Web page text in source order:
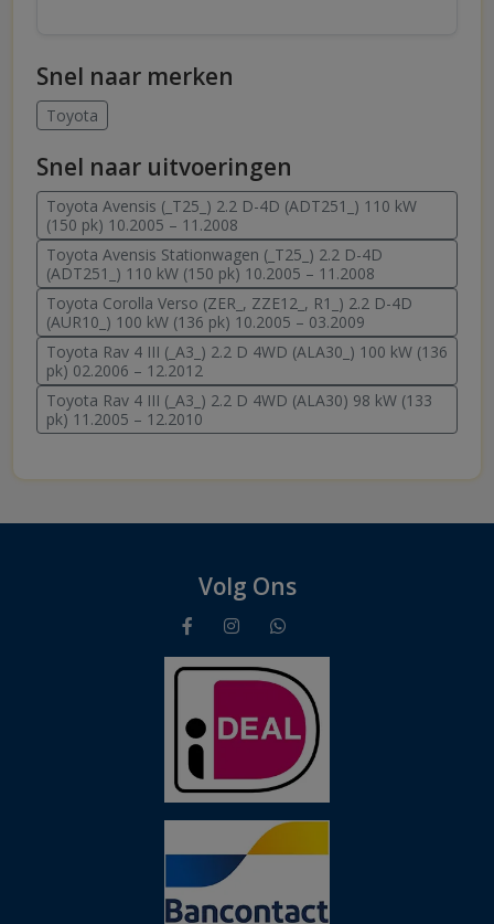
Snel naar merken
Toyota
Snel naar uitvoeringen
Toyota Avensis (_T25_) 2.2 D-4D (ADT251_) 110 kW
(150 pk) 10.2005 – 11.2008
Toyota Avensis Stationwagen (_T25_) 2.2 D-4D
(ADT251_) 110 kW (150 pk) 10.2005 – 11.2008
Toyota Corolla Verso (ZER_, ZZE12_, R1_) 2.2 D-4D
(AUR10_) 100 kW (136 pk) 10.2005 – 03.2009
Toyota Rav 4 III (_A3_) 2.2 D 4WD (ALA30_) 100 kW (136
pk) 02.2006 – 12.2012
Toyota Rav 4 III (_A3_) 2.2 D 4WD (ALA30) 98 kW (133
pk) 11.2005 – 12.2010
Volg Ons